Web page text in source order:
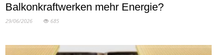
Balkonkraftwerken mehr Energie?
29/06/2026 685